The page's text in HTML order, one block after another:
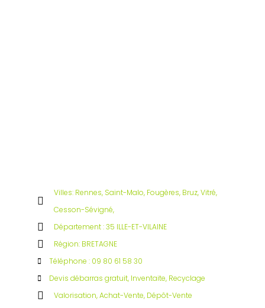
Villes: Rennes, Saint-Malo, Fougères, Bruz, Vitré,
Cesson-Sévigné,
Département : 35 ILLE-ET-VILAINE
Région: BRETAGNE
Téléphone : 09 80 61 58 30
Devis débarras gratuit, Inventaite, Recyclage
Valorisation, Achat-Vente, Dépôt-Vente